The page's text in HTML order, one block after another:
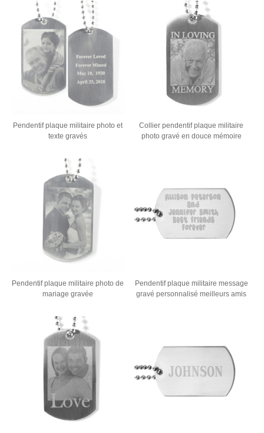
Pendentif plaque militaire photo et
texte gravés
Collier pendentif plaque militaire
photo gravé en douce mémoire
Pendentif plaque militaire photo de
mariage gravée
Pendentif plaque militaire message
gravé personnalisé meilleurs amis